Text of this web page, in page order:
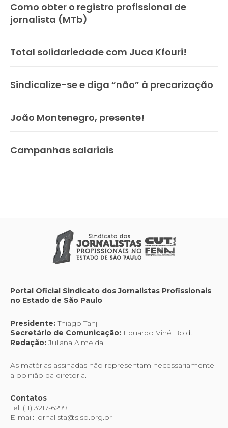
Como obter o registro profissional de
jornalista (MTb)
Total solidariedade com Juca Kfouri!
Sindicalize-se e diga “não” à precarização
João Montenegro, presente!
Campanhas salariais
Portal Oficial Sindicato dos Jornalistas Profissionais
no Estado de São Paulo
Presidente:Thiago Tanji
Secretário de Comunicação: Eduardo Viné Boldt
Redação:Juliana Almeida
As matérias assinadas não representam necessariamente
a opinião da diretoria.
Contatos
Tel: (11) 3217-6299
E-mail: jornalista@sjsp.org.br